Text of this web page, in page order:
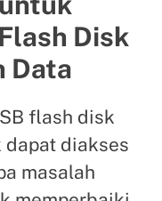
Disk
Data
flash disk
diakses
masalah